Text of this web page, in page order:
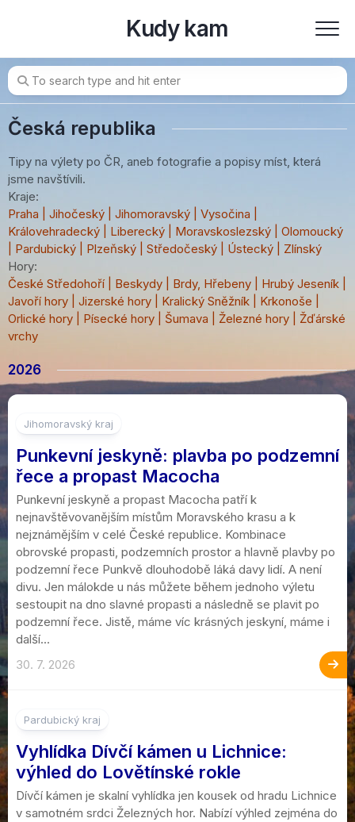
Kudy kam
Česká republika
Tipy na výlety po ČR, aneb fotografie a popisy míst, která
jsme navštívili.
Kraje:
Praha
Jihočeský Jihomoravský Vysočina
Královehradecký
Liberecký Moravskoslezský
Olomoucký
Pardubický Plzeňský Středočeský Ústecký
Zlínský
Hory:
České Středohoří
Beskydy Brdy, Hřebeny Hrubý Jeseník
Javoří hory
Jizerské hory Kralický Sněžník Krkonoše
Orlické hory
Písecké hory Šumava Železné hory
Žďárské
vrchy
2026
Jihomoravský kraj
Punkevní jeskyně: plavba po podzemní
řece a propast Macocha
Punkevní jeskyně a propast Macocha patří k
nejnavštěvovanějším místům Moravského krasu a k
nejznámějším v celé České republice. Kombinace
obrovské propasti, podzemních prostor a hlavně plavby po
podzemní řece Punkvě dlouhodobě láká davy lidí. A není
divu. Jen málokde u nás můžete během jednoho výletu
sestoupit na dno slavné propasti a následně se plavit po
podzemní řece. Jistě, máme víc krásných jeskyní, máme i
další...
30. 7. 2026
Pardubický kraj
Vyhlídka Dívčí kámen u Lichnice:
výhled do Lovětínské rokle
Dívčí kámen je skalní vyhlídka jen kousek od hradu Lichnice
v samotném srdci Železných hor. Nabízí výhled zejména do